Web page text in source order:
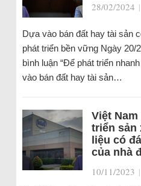
28/02/2024 |
Dựa vào bán đất hay tài sản
phát triển bền vững Ngày 20/
bình luận “Để phát triển
vào bán đất hay tài sản…
Việt
triển sản
liệu có
của nhà
10/11/2023 |